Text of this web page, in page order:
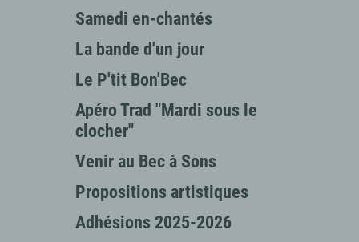
Samedi en-chantés
La bande d'un jour
Le P'tit Bon'Bec
Apéro Trad "Mardi sous le
clocher"
Venir au Bec à Sons
Propositions artistiques
Adhésions 2025-2026